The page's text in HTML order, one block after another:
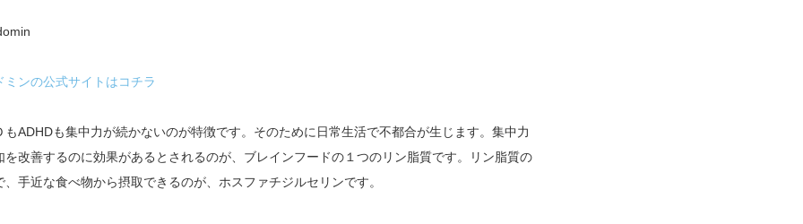
ンの公式サイトはコチラ
もADHDも集中力が続かないのが特徴です。そのために日常生活で不都合が生じます。集中力
を改善するのに効果があるとされるのが、ブレインフードの１つのリン脂質です。リン脂質の
、手近な食べ物から摂取できるのが、ホスファチジルセリンです。